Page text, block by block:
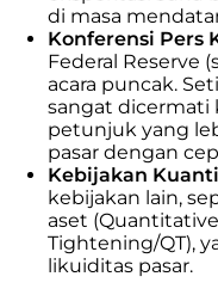
di masa
Konferensi Pers
Federal Reserve
acara puncak.
sangat dicermati
petunjuk yang
pasar dengan
Kebijakan
kebijakan lain,
aset
Tightening/QT),
likuiditas pasar.